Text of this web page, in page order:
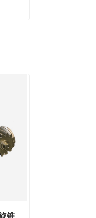
遵义445系列1543主从动螺旋锥齿轮